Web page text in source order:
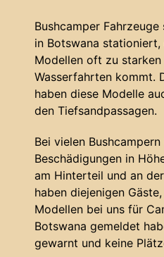
Bushcamper
in Botswana stationiert,
Modellen oft zu starken
Wasserfahrten kommt.
haben diese Modelle
den Tiefsandpassagen.
Bei vielen
Beschädigungen in
am Hinterteil und an
haben diejenigen
Modellen bei uns für
Botswana gemeldet
gewarnt und keine